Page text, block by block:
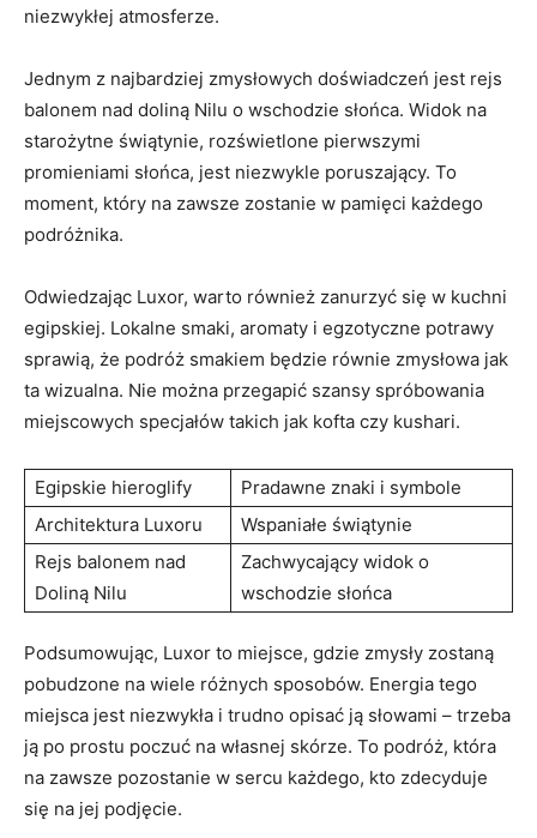
niezwykłej atmosferze.
Jednym z​ najbardziej ⁢zmysłowych‍ doświadczeń‌ jest rejs
balonem ⁢nad doliną⁢ Nilu o⁢ wschodzie słońca. Widok ⁤na
starożytne świątynie, rozświetlone pierwszymi
promieniami słońca,⁢ jest‍ niezwykle poruszający. To⁤
moment, który na zawsze zostanie⁣ w pamięci ⁤każdego
podróżnika.
Odwiedzając Luxor, warto również‌ zanurzyć⁤ się w ​kuchni⁣
egipskiej. Lokalne smaki, aromaty‍ i egzotyczne potrawy
sprawią,⁣ że podróż smakiem będzie ⁤równie zmysłowa jak
ta ‌wizualna. ‌Nie można przegapić szansy ⁣spróbowania
miejscowych specjałów ⁢takich jak kofta‍ czy kushari.
Egipskie hieroglify
Pradawne ⁣znaki i symbole
Architektura Luxoru
Wspaniałe świątynie
Rejs balonem nad
Doliną Nilu
Zachwycający ⁤widok o⁣
wschodzie słońca
Podsumowując, Luxor to miejsce, ⁤gdzie zmysły zostaną
pobudzone ​na ‌wiele różnych⁤ sposobów. Energia⁢ tego
miejsca jest niezwykła i trudno opisać ją‌ słowami – trzeba
ją ⁢po ​prostu poczuć na ​własnej skórze. To podróż, ⁤która
na ​zawsze⁤ pozostanie⁤ w⁢ sercu każdego, kto‍ zdecyduje
się na jej podjęcie.